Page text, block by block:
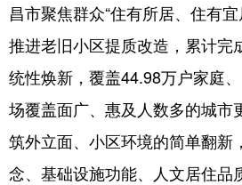
地方频道
北京 天津
辽宁 吉林
昌市聚焦群众“住有所居、住有
推进老旧小区提质改造，累计完
统性焕新，覆盖44.98万户家庭
场覆盖面广、惠及人数多的城市
筑外立面、小区环境的简单翻新
念、基础设施功能、人文居住品